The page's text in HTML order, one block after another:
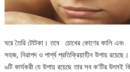
ঘরে তৈরি টোটকা। তবে চোখের কোণের কালি এবং
সহজ, নিরাপদ ও পার্শ্ব প্রতিক্রিয়াহীন উপায়
৬টি কার্যকরী যে উপায় রয়েছে তার সব ক’টির